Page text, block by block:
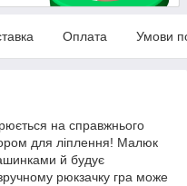
Оплата Умови
на справжнього
для ліплення! Малюк
й будує
рюкзачку гра може